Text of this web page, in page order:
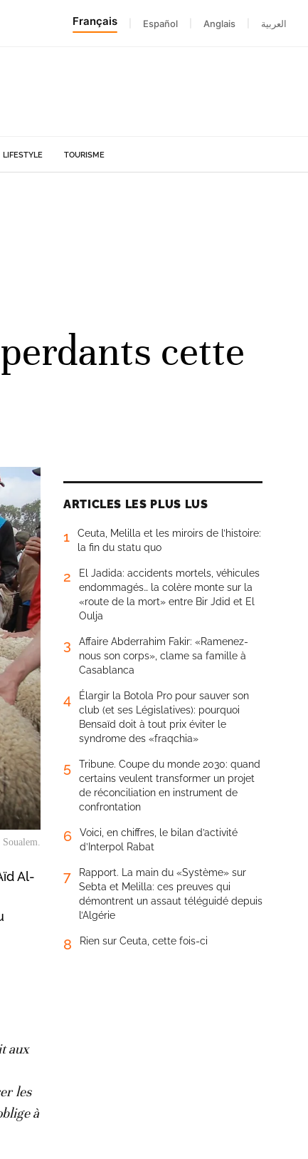
Français Español Anglais العربية
LIFESTYLE TOURISME
cette
Al-
aux
les
à
ARTICLES LES PLUS LUS
1
Ceuta, Melilla et les miroirs de l’histoire:
la fin du statu quo
2
El Jadida: accidents mortels, véhicules
endommagés… la colère monte sur la
«route de la mort» entre Bir Jdid et El
Oulja
3
Affaire Abderrahim Fakir: «Ramenez-
nous son corps», clame sa famille à
Casablanca
4
Élargir la Botola Pro pour sauver son
club (et ses Législatives): pourquoi
Bensaïd doit à tout prix éviter le
syndrome des «fraqchia»
5
Tribune. Coupe du monde 2030: quand
certains veulent transformer un projet
de réconciliation en instrument de
confrontation
6
Voici, en chiffres, le bilan d’activité
d’Interpol Rabat
7
Rapport. La main du «Système» sur
Sebta et Melilla: ces preuves qui
démontrent un assaut téléguidé depuis
l’Algérie
8 Rien sur Ceuta, cette fois-ci